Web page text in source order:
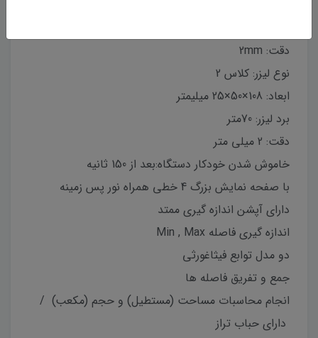
دقت: 2mm
نوع لیزر: کلاس 2
ابعاد: 108×50×25 میلیمتر
برد لیزر: 70متر
دقت: 2 میلی متر
خاموش شدن خودکار دستگاه:بعد از 150 ثانیه
با صفحه نمایش بزرگ 4 خطی همراه نور پس زمینه
دارای آپشن اندازه گیری ممتد
اندازه گیری فاصله Min , Max
دو مدل توابع فیثاغورثی
جمع و تفریق فاصله ها
انجام محاسبات مساحت (مستطیل) و حجم (مکعب) /
دارای حباب تراز